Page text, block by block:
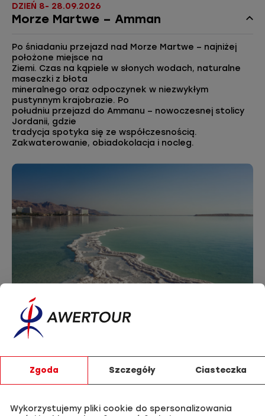
DZIEŃ 8- 28.09.2026
Morze Martwe – Amman
Po śniadaniu przejazd nad Morze Martwe – najniżej
położone miejsce na
Ziemi. Czas na kąpiele w słonych wodach, naturalne
maseczki z błota
mineralnego oraz odpoczynek w niezwykłym
pustynnym krajobrazie. Po
południu przejazd do Ammanu – nowoczesnej stolicy
Jordanii, gdzie
tradycja spotyka się ze współczesnością.
Zakwaterowanie, obiadokolacja i nocleg.
Powrót do Polski
Po śniadaniu transfer na lotnisko w Ammanie. Przelot
Zgoda Szczegóły Ciasteczka
Wykorzystujemy pliki cookie do spersonalizowania